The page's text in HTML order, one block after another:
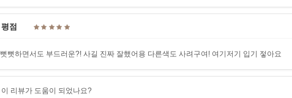
평점
뻣뻣하면서도 부드러운?! 사길 진짜 잘했어용 다른색도 사려구여! 여기저기 입기 젛아요
이 리뷰가 도움이 되었나요?